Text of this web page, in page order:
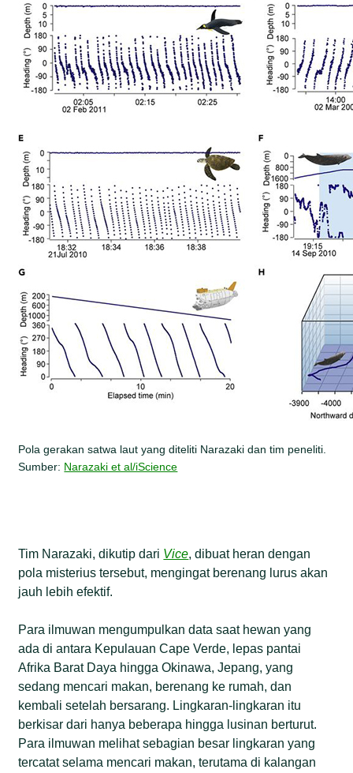
Pola gerakan satwa laut yang diteliti Narazaki dan tim peneliti.
Sumber: Narazaki et al/iScience
Tim Narazaki, dikutip dari Vice, dibuat heran dengan
pola misterius tersebut, mengingat berenang lurus akan
jauh lebih efektif.
Para ilmuwan mengumpulkan data saat hewan yang
ada di antara Kepulauan Cape Verde, lepas pantai
Afrika Barat Daya hingga Okinawa, Jepang, yang
sedang mencari makan, berenang ke rumah, dan
kembali setelah bersarang. Lingkaran-lingkaran itu
berkisar dari hanya beberapa hingga lusinan berturut.
Para ilmuwan melihat sebagian besar lingkaran yang
tercatat selama mencari makan, terutama di kalangan